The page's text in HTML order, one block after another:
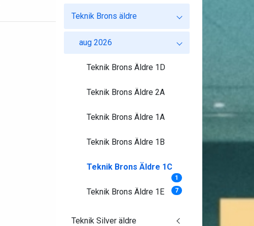
Teknik Brons äldre
aug 2026
Teknik Brons Äldre 1D
Teknik Brons Äldre 2A
Teknik Brons Äldre 1A
Teknik Brons Äldre 1B
Teknik Brons Äldre 1C
1
Teknik Brons Äldre 1E 7
Teknik Silver äldre